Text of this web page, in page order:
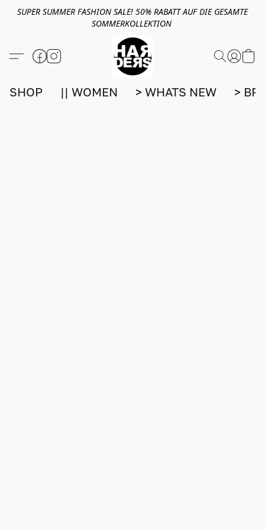
SUPER SUMMER FASHION SALE! 50% RABATT AUF DIE GESAMTE
SOMMERKOLLEKTION
SHOP || WOMEN > WHATS NEW >